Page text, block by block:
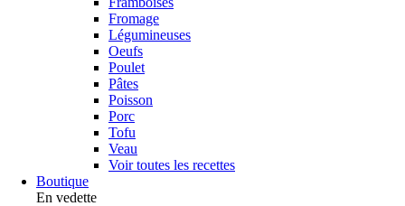
Fromage
Légumineuses
Oeufs
Poulet
Pâtes
Poisson
Porc
Tofu
Veau
Voir toutes les recettes
Boutique
En vedette